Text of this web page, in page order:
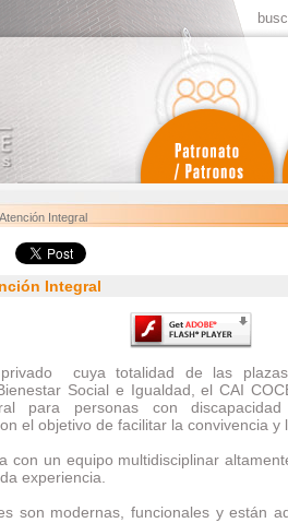
Integral
Integral
cuya totalidad de las
Social e Igualdad, el CAI
para personas con
el objetivo de facilitar la convivencia y
con un equipo multidisciplinar
experiencia.
son modernas, funcionales y están